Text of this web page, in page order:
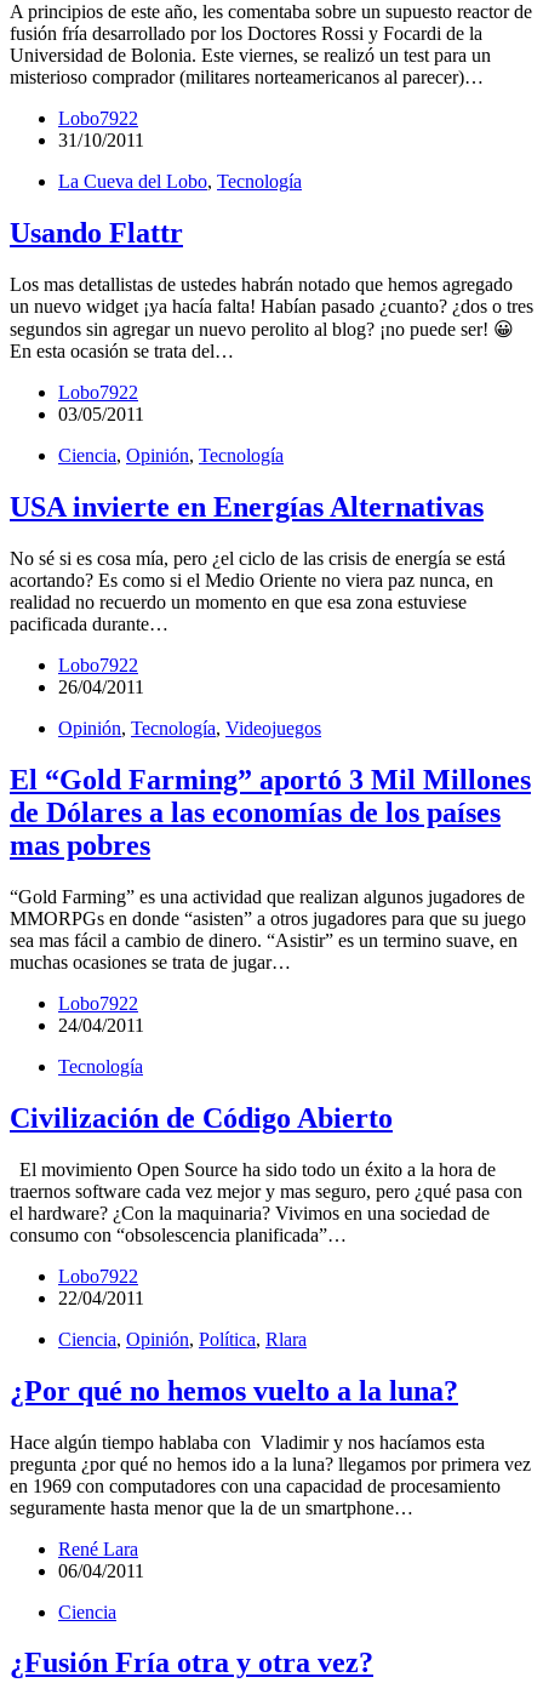
A principios de este año, les comentaba sobre un supuesto reactor de
fusión fría desarrollado por los Doctores Rossi y Focardi de la
Universidad de Bolonia. Este viernes, se realizó un test para un
misterioso comprador (militares norteamericanos al parecer)…
Lobo7922
31/10/2011
La Cueva del Lobo, Tecnología
Usando Flattr
Los mas detallistas de ustedes habrán notado que hemos agregado
un nuevo widget ¡ya hacía falta! Habían pasado ¿cuanto? ¿dos o tres
segundos sin agregar un nuevo perolito al blog? ¡no puede ser! 😀
En esta ocasión se trata del…
Lobo7922
03/05/2011
Ciencia, Opinión, Tecnología
USA invierte en Energías Alternativas
No sé si es cosa mía, pero ¿el ciclo de las crisis de energía se está
acortando? Es como si el Medio Oriente no viera paz nunca, en
realidad no recuerdo un momento en que esa zona estuviese
pacificada durante…
Lobo7922
26/04/2011
Opinión, Tecnología, Videojuegos
El “Gold Farming” aportó 3 Mil Millones
de Dólares a las economías de los países
mas pobres
“Gold Farming” es una actividad que realizan algunos jugadores de
MMORPGs en donde “asisten” a otros jugadores para que su juego
sea mas fácil a cambio de dinero. “Asistir” es un termino suave, en
muchas ocasiones se trata de jugar…
Lobo7922
24/04/2011
Tecnología
Civilización de Código Abierto
El movimiento Open Source ha sido todo un éxito a la hora de
traernos software cada vez mejor y mas seguro, pero ¿qué pasa con
el hardware? ¿Con la maquinaria? Vivimos en una sociedad de
consumo con “obsolescencia planificada”…
Lobo7922
22/04/2011
Ciencia, Opinión, Política, Rlara
¿Por qué no hemos vuelto a la luna?
Hace algún tiempo hablaba con Vladimir y nos hacíamos esta
pregunta ¿por qué no hemos ido a la luna? llegamos por primera vez
en 1969 con computadores con una capacidad de procesamiento
seguramente hasta menor que la de un smartphone…
René Lara
06/04/2011
Ciencia
¿Fusión Fría otra y otra vez?